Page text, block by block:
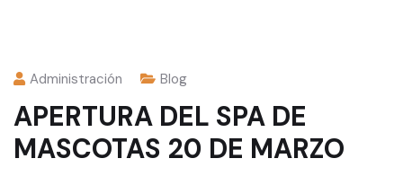
Administración Blog
APERTURA DEL SPA DE
MASCOTAS 20 DE MARZO